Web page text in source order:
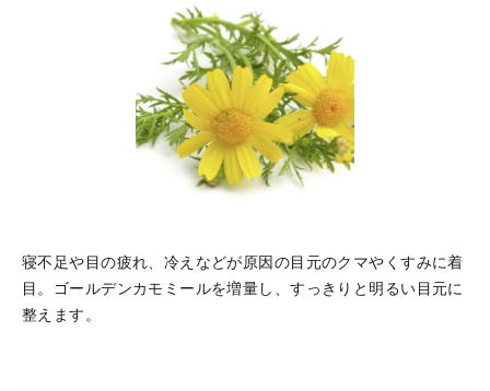
寝不足や目の疲れ、冷えなどが原因の目元のクマやくすみに着
目。ゴールデンカモミールを増量し、すっきりと明るい目元に
整えます。